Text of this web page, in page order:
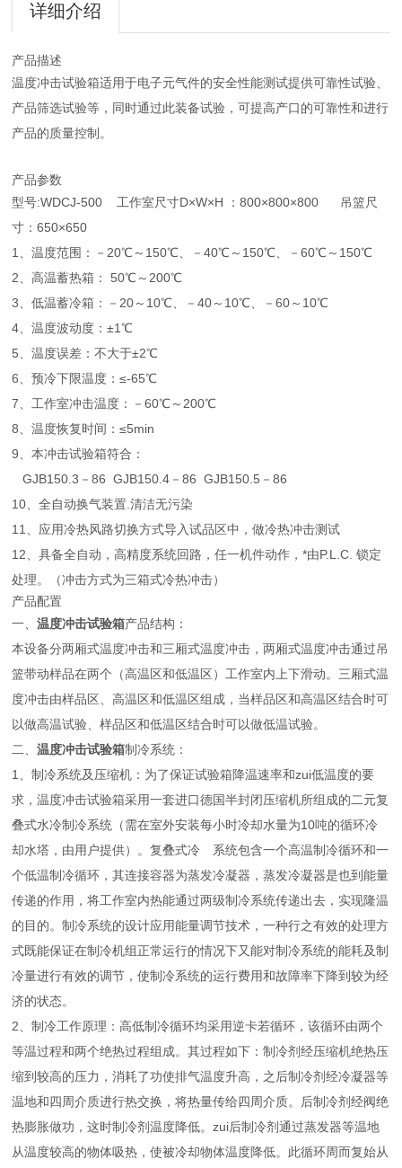
详细介绍
产品描述
温度冲击试验箱适用于电子元气件的安全性能测试提供可靠性试验、
产品筛选试验等，同时通过此装备试验，可提高产口的可靠性和进行
产品的质量控制。
产品参数
型号:WDCJ-500 工作室尺寸D×W×H ：800×800×800 吊篮尺
寸：650×650
1、温度范围：－20℃～150℃、－40℃～150℃、－60℃～150℃
2、高温蓄热箱： 50℃～200℃
3、低温蓄冷箱：－20～10℃、－40～10℃、－60～10℃
4、温度波动度：±1℃
5、温度误差：不大于±2℃
6、预冷下限温度：≤-65℃
7、工作室冲击温度：－60℃～200℃
8、温度恢复时间：≤5min
9、本冲击试验箱符合：
GJB150.3－86 GJB150.4－86 GJB150.5－86
10、全自动换气装置.清洁无污染
11、应用冷热风路切换方式导入试品区中，做冷热冲击测试
12、具备全自动，高精度系统回路，任一机件动作，*由P.L.C. 锁定
处理。（冲击方式为三箱式冷热冲击）
产品配置
一、温度冲击试验箱产品结构：
本设备分两厢式温度冲击和三厢式温度冲击，两厢式温度冲击通过吊
篮带动样品在两个（高温区和低温区）工作室内上下滑动。三厢式温
度冲击由样品区、高温区和低温区组成，当样品区和高温区结合时可
以做高温试验、样品区和低温区结合时可以做低温试验。
二、温度冲击试验箱制冷系统：
1、制冷系统及压缩机：为了保证试验箱降温速率和zui低温度的要
求，温度冲击试验箱采用一套进口德国半封闭压缩机所组成的二元复
叠式水冷制冷系统（需在室外安装每小时冷却水量为10吨的循环冷
却水塔，由用户提供）。复叠式冷 系统包含一个高温制冷循环和一
个低温制冷循环，其连接容器为蒸发冷凝器，蒸发冷凝器是也到能量
传递的作用，将工作室内热能通过两级制冷系统传递出去，实现隆温
的目的。制冷系统的设计应用能量调节技术，一种行之有效的处理方
式既能保证在制冷机组正常运行的情况下又能对制冷系统的能耗及制
冷量进行有效的调节，使制冷系统的运行费用和故障率下降到较为经
济的状态。
2、制冷工作原理：高低制冷循环均采用逆卡若循环，该循环由两个
等温过程和两个绝热过程组成。其过程如下：制冷剂经压缩机绝热压
缩到较高的压力，消耗了功使排气温度升高，之后制冷剂经冷凝器等
温地和四周介质进行热交换，将热量传给四周介质。后制冷剂经阀绝
热膨胀做功，这时制冷剂温度降低。zui后制冷剂通过蒸发器等温地
从温度较高的物体吸热，使被冷却物体温度降低。此循环周而复始从